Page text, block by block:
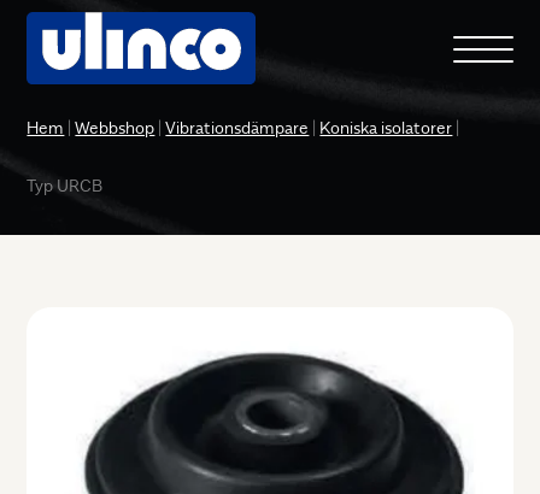
Hem Webbshop Vibrationsdämpare Koniska isolatorer
Typ URCB